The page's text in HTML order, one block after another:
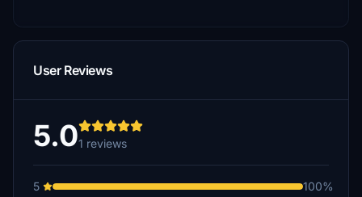
User Reviews
5.01 reviews
5
100%